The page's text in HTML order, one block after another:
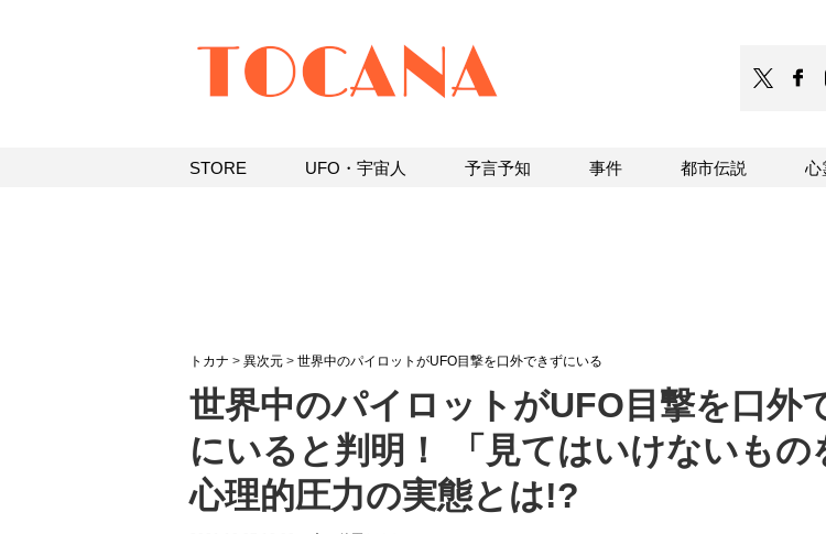
トカナ > 異次元 > 世界中のパイロットがUFO目撃を口外できずにいる
世界中のパイロットがUFO目撃を口外
にいると判明！ 「見てはいけないもの
心理的圧力の実態とは!?
STORE UFO・宇宙人 予言予知 事件 都市伝説 心